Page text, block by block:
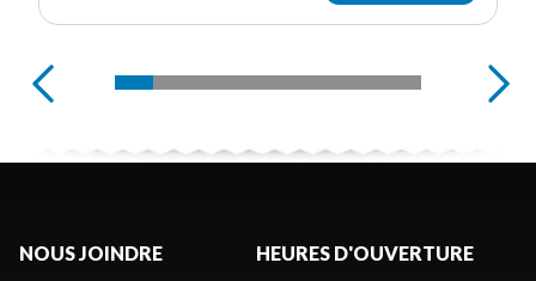
NOUS JOINDRE HEURES D'OUVERTURE